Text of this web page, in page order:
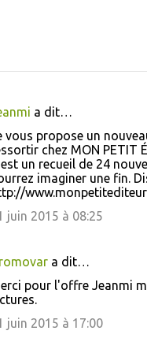
a dit…
vous propose un
chez MON PETIT
un recueil de 24
imaginer une fin.
juin 2015 à 08:25
a dit…
pour l'offre Jeanmi
juin 2015 à 17:00